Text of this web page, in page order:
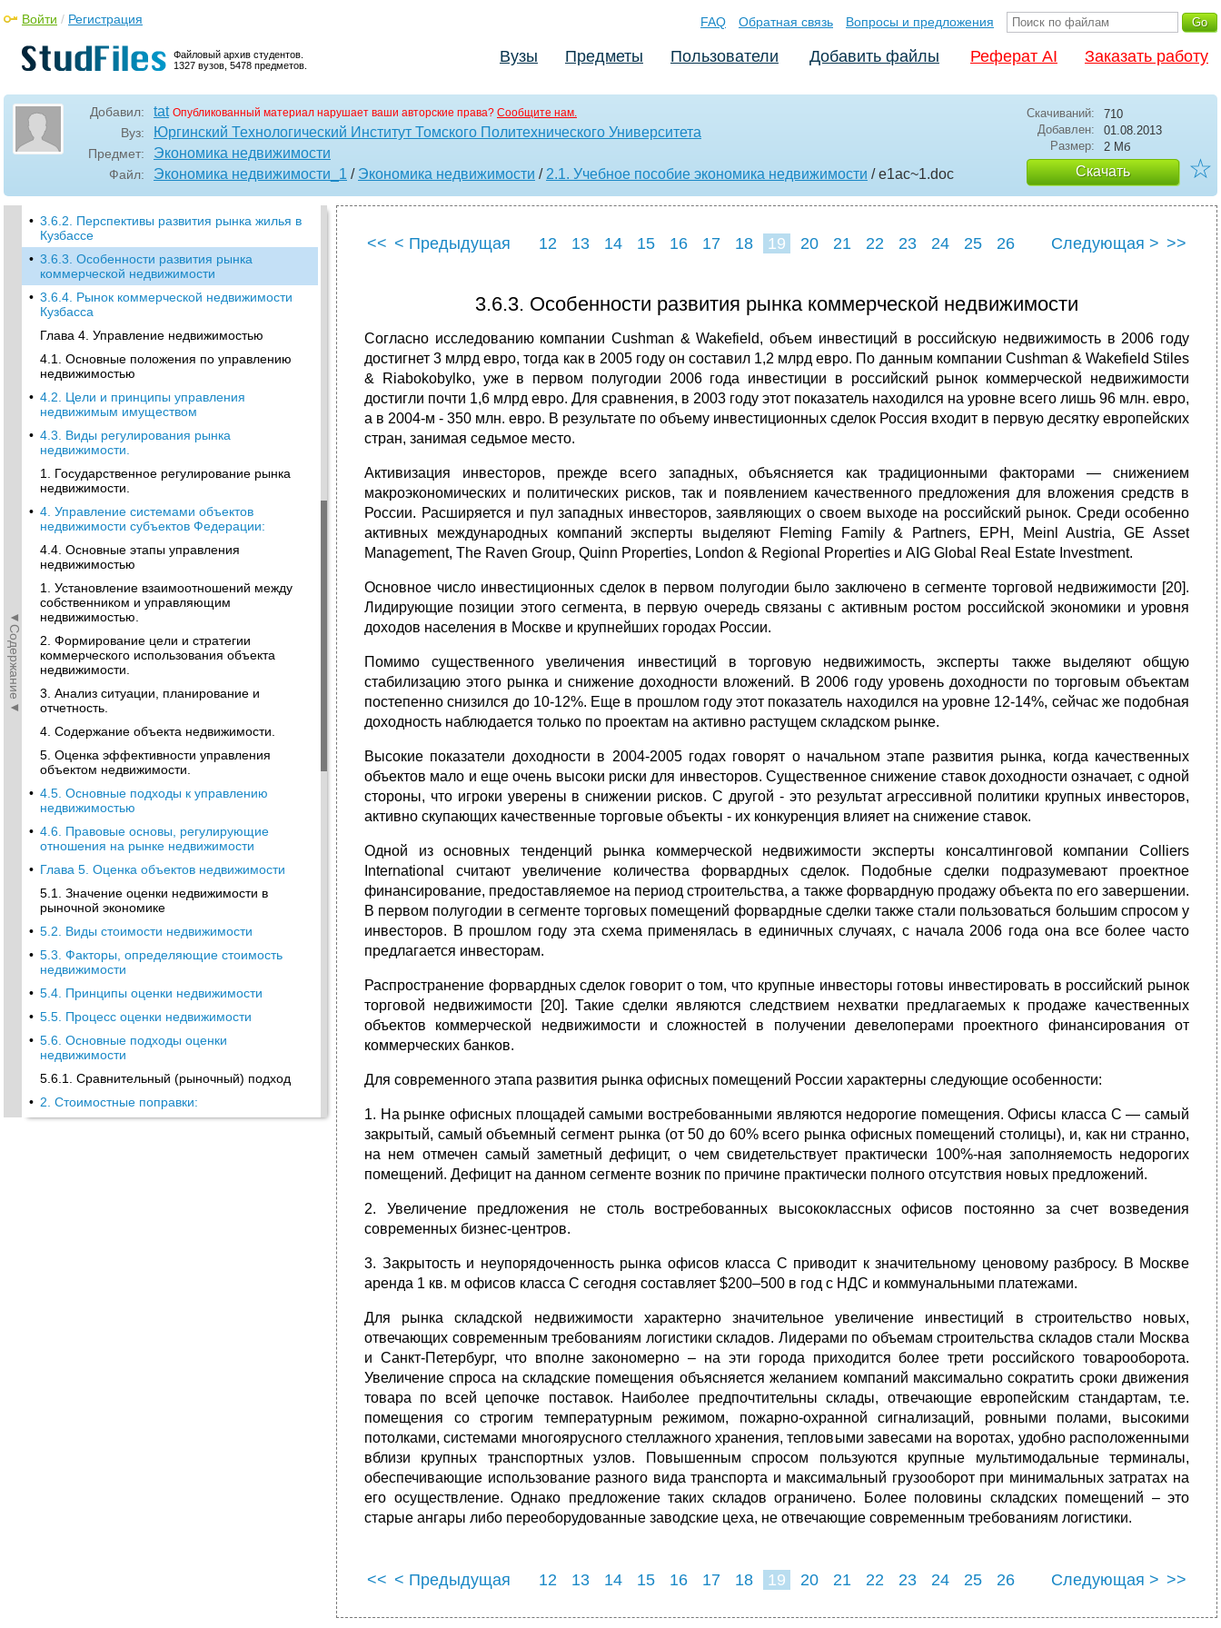
Файловый архив студентов.
1327 вузов, 5478 предметов.
Войти / Регистрация FAQ Обратная связь Вопросы и предложения
Вузы Предметы Пользователи Добавить файлы Реферат AI Заказать работу
Добавил: tat Опубликованный материал нарушает ваши авторские права? Сообщите нам.
Вуз: Юргинский Технологический Институт Томского Политехнического Университета
Предмет: Экономика недвижимости
Файл: Экономика недвижимости_1 / Экономика недвижимости / 2.1. Учебное пособие экономика недвижимости / e1ac~1.doc
Скачиваний:
710
Добавлен:
01.08.2013
Размер:
2 Мб
Скачать ☆
◄Содержание◄
• 3.2. Функции рынка недвижимости
3.3. Субъекты рынка недвижимости
•
3.4. Виды рынков недвижимости
• 1. Рынок жилья
•
3.5. Особенности рынка недвижимости
3.6. Этапы развития и особенности
российского рынка недвижимости
3.6.1. Современный этап развития рынка
жилья
• 3.6.2. Перспективы развития рынка жилья в
Кузбассе
• 3.6.3. Особенности развития рынка
коммерческой недвижимости
• 3.6.4. Рынок коммерческой недвижимости
Кузбасса
Глава 4. Управление недвижимостью
4.1. Основные положения по управлению
недвижимостью
• 4.2. Цели и принципы управления
недвижимым имуществом
• 4.3. Виды регулирования рынка
недвижимости.
1. Государственное регулирование рынка
недвижимости.
• 4. Управление системами объектов
недвижимости субъектов Федерации:
4.4. Основные этапы управления
недвижимостью
1. Установление взаимоотношений между
собственником и управляющим
недвижимостью.
2. Формирование цели и стратегии
коммерческого использования объекта
недвижимости.
3. Анализ ситуации, планирование и
отчетность.
4. Содержание объекта недвижимости.
5. Оценка эффективности управления
объектом недвижимости.
• 4.5. Основные подходы к управлению
недвижимостью
• 4.6. Правовые основы, регулирующие
отношения на рынке недвижимости
• Глава 5. Оценка объектов недвижимости
5.1. Значение оценки недвижимости в
рыночной экономике
• 5.2. Виды стоимости недвижимости
• 5.3. Факторы, определяющие стоимость
недвижимости
• 5.4. Принципы оценки недвижимости
• 5.5. Процесс оценки недвижимости
• 5.6. Основные подходы оценки
недвижимости
5.6.1. Сравнительный (рыночный) подход
• 2. Стоимостные поправки:
<< < Предыдущая 12 13 14 15 16 17 18 19 20 21 22 23 24 25
26
Следующая > >>
3.6.3. Особенности развития рынка коммерческой недвижимости
Согласно исследованию компании Cushman & Wakefield, объем инвестиций в российскую недвижимость в 2006 году
достигнет 3 млрд евро, тогда как в 2005 году он составил 1,2 млрд евро. По данным компании Cushman & Wakefield Stiles
& Riabokobylko, уже в первом полугодии 2006 года инвестиции в российский рынок коммерческой недвижимости
достигли почти 1,6 млрд евро. Для сравнения, в 2003 году этот показатель находился на уровне всего лишь 96 млн. евро,
а в 2004-м - 350 млн. евро. В результате по объему инвестиционных сделок Россия входит в первую десятку европейских
стран, занимая седьмое место.
Активизация инвесторов, прежде всего западных, объясняется как традиционными факторами — снижением
макроэкономических и политических рисков, так и появлением качественного предложения для вложения средств в
России. Расширяется и пул западных инвесторов, заявляющих о своем выходе на российский рынок. Среди особенно
активных международных компаний эксперты выделяют Fleming Family & Partners, EPH, Meinl Austria, GE Asset
Management, The Raven Group, Quinn Properties, London & Regional Properties и AIG Global Real Estate Investment.
Основное число инвестиционных сделок в первом полугодии было заключено в сегменте торговой недвижимости [20].
Лидирующие позиции этого сегмента, в первую очередь связаны с активным ростом российской экономики и уровня
доходов населения в Москве и крупнейших городах России.
Помимо существенного увеличения инвестиций в торговую недвижимость, эксперты также выделяют общую
стабилизацию этого рынка и снижение доходности вложений. В 2006 году уровень доходности по торговым объектам
постепенно снизился до 10-12%. Еще в прошлом году этот показатель находился на уровне 12-14%, сейчас же подобная
доходность наблюдается только по проектам на активно растущем складском рынке.
Высокие показатели доходности в 2004-2005 годах говорят о начальном этапе развития рынка, когда качественных
объектов мало и еще очень высоки риски для инвесторов. Существенное снижение ставок доходности означает, с одной
стороны, что игроки уверены в снижении рисков. С другой - это результат агрессивной политики крупных инвесторов,
активно скупающих качественные торговые объекты - их конкуренция влияет на снижение ставок.
Одной из основных тенденций рынка коммерческой недвижимости эксперты консалтинговой компании Colliers
International считают увеличение количества форвардных сделок. Подобные сделки подразумевают проектное
финансирование, предоставляемое на период строительства, а также форвардную продажу объекта по его завершении.
В первом полугодии в сегменте торговых помещений форвардные сделки также стали пользоваться большим спросом у
инвесторов. В прошлом году эта схема применялась в единичных случаях, с начала 2006 года она все более часто
предлагается инвесторам.
Распространение форвардных сделок говорит о том, что крупные инвесторы готовы инвестировать в российский рынок
торговой недвижимости [20]. Такие сделки являются следствием нехватки предлагаемых к продаже качественных
объектов коммерческой недвижимости и сложностей в получении девелоперами проектного финансирования от
коммерческих банков.
Для современного этапа развития рынка офисных помещений России характерны следующие особенности:
1. На рынке офисных площадей самыми востребованными являются недорогие помещения. Офисы класса С — самый
закрытый, самый объемный сегмент рынка (от 50 до 60% всего рынка офисных помещений столицы), и, как ни странно,
на нем отмечен самый заметный дефицит, о чем свидетельствует практически 100%-ная заполняемость недорогих
помещений. Дефицит на данном сегменте возник по причине практически полного отсутствия новых предложений.
2. Увеличение предложения не столь востребованных высококлассных офисов постоянно за счет возведения
современных бизнес-центров.
3. Закрытость и неупорядоченность рынка офисов класса С приводит к значительному ценовому разбросу. В Москве
аренда 1 кв. м офисов класса С сегодня составляет $200–500 в год с НДС и коммунальными платежами.
Для рынка складской недвижимости характерно значительное увеличение инвестиций в строительство новых,
отвечающих современным требованиям логистики складов. Лидерами по объемам строительства складов стали Москва
и Санкт-Петербург, что вполне закономерно – на эти города приходится более трети российского товарооборота.
Увеличение спроса на складские помещения объясняется желанием компаний максимально сократить сроки движения
товара по всей цепочке поставок. Наиболее предпочтительны склады, отвечающие европейским стандартам, т.е.
помещения со строгим температурным режимом, пожарно-охранной сигнализаций, ровными полами, высокими
потолками, системами многоярусного стеллажного хранения, тепловыми завесами на воротах, удобно расположенными
вблизи крупных транспортных узлов. Повышенным спросом пользуются крупные мультимодальные терминалы,
обеспечивающие использование разного вида транспорта и максимальный грузооборот при минимальных затратах на
его осуществление. Однако предложение таких складов ограничено. Более половины складских помещений – это
старые ангары либо переоборудованные заводские цеха, не отвечающие современным требованиям логистики.
<< < Предыдущая 12 13 14 15 16 17 18 19 20 21 22 23 24 25
26
Следующая > >>